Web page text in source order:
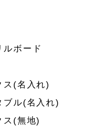
ルボード
ス(名入れ)
ブル(名入れ)
ス(無地)